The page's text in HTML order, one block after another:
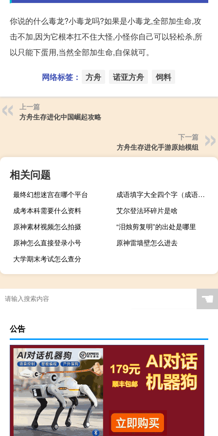
你说的什么毒龙?小毒龙吗?如果是小毒龙,全部加生命,攻
击不加,因为它根本扛不住大怪,小怪你自己可以轻松杀,所
以只能下蛋用,当然全部加生命,自保就可。
网络标签： 方舟 诺亚方舟 饲料
上一篇
方舟生存进化中国崛起攻略
下一篇
方舟生存进化手游原始模组
相关问题
最终幻想迷宫在哪个平台
成语填字大全四个字（成语填字大全）
成考本科需要什么资料
艾尔登法环碎片是啥
原神素材视频怎么拍摄
“泪烛剪复明”的出处是哪里
原神怎么直接登录小号
原神雷墙壁怎么进去
大学期末考试怎么查分
☚
公告